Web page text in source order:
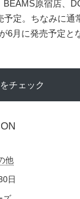
BEAMS原宿店、
予定。ちなみに通
が6月に発売予定と
チェック
他
日